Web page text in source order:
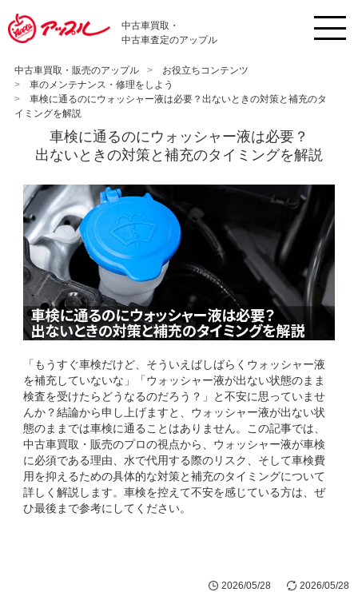
中古車買取・
中古車査定のアップル
中古車買取・販売のアップル
お役立ちコンテンツ
車のメンテナンス・修理をしよう
車検に通るのにウォッシャー液は必要？出ないときの対策と補充のタ
イミングを解説
車検に通るのにウォッシャー液は必要？
出ないときの対策と補充のタイミングを解説
「もうすぐ車検だけど、そういえばしばらくウォッシャー液
を補充していないな」「ウォッシャー液が出ない状態のまま
検査を受けたらどうなるのだろう？」と不安に思っていませ
んか？結論から申し上げますと、ウォッシャー液が出ない状
態のままでは車検に通ることはありません。この記事では、
中古車買取・販売のプロの視点から、ウォッシャー液が車検
に必須である理由、水で代用する際のリスク、そして車検費
用を抑えるための具体的な対策と補充のタイミングについて
詳しく解説します。車検を控えて不安を感じている方は、ぜ
ひ最後まで参考にしてください。
2026/05/28
2026/05/28